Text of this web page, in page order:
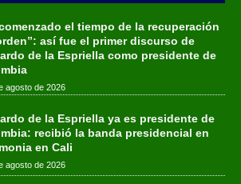
el tiempo de la recuperación
así fue el primer discurso de
de la Espriella como presidente de
agosto de 2026
de la Espriella ya es presidente de
recibió la banda presidencial en
en Cali
agosto de 2026